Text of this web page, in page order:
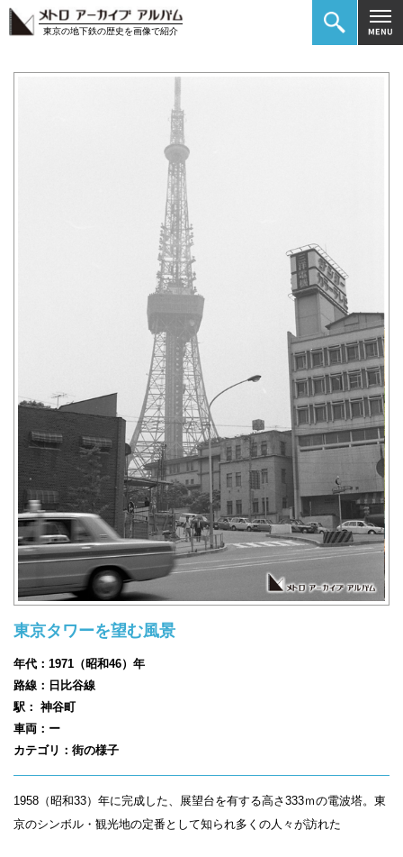
東京の地下鉄の歴史を画像で紹介
東京タワーを望む風景
年代：1971（昭和46）年
路線：日比谷線
駅： 神谷町
車両：ー
カテゴリ：街の様子
1958（昭和33）年に完成した、展望台を有する高さ333ｍの電波塔。東
京のシンボル・観光地の定番として知られ多くの人々が訪れた